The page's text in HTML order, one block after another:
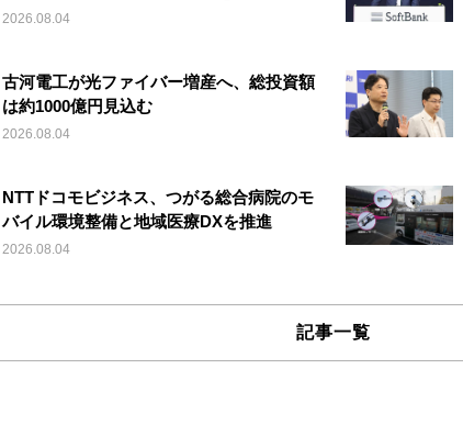
2026.08.04
古河電工が光ファイバー増産へ、総投資額
は約1000億円見込む
2026.08.04
NTTドコモビジネス、つがる総合病院のモ
バイル環境整備と地域医療DXを推進
2026.08.04
記事一覧